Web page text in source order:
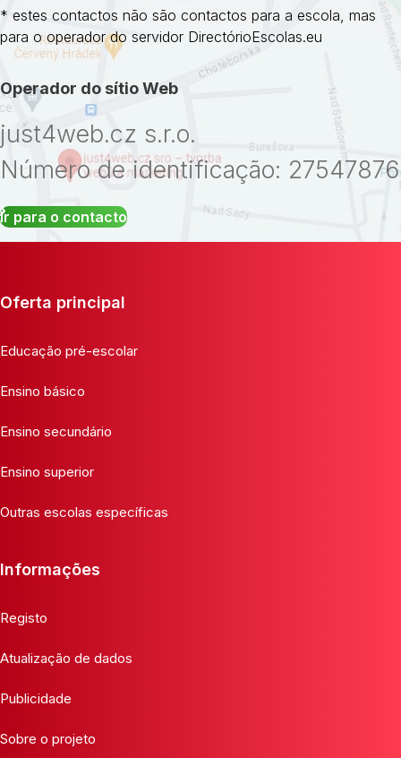
* estes contactos não são contactos para a escola, mas
para o operador do servidor DirectórioEscolas.eu
Operador do sítio Web
just4web.cz s.r.o.
Número de identificação: 27547876
Ir para o contacto
Oferta principal
Educação pré-escolar
Ensino básico
Ensino secundário
Ensino superior
Outras escolas específicas
Informações
Registo
Atualização de dados
Publicidade
Sobre o projeto